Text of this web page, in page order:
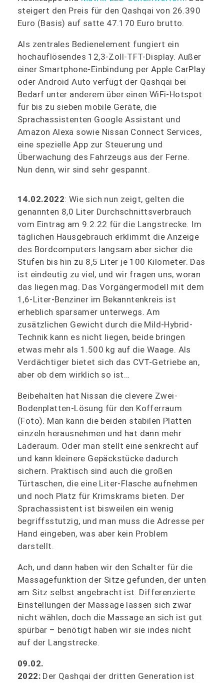
steigert den Preis für den Qashqai von 26.390
Euro (Basis) auf satte 47.170 Euro brutto.
Als zentrales Bedienelement fungiert ein
hochauflösendes 12,3-Zoll-TFT-Display. Außer
einer Smartphone-Einbindung per Apple CarPlay
oder Android Auto verfügt der Qashqai bei
Bedarf unter anderem über einen WiFi-Hotspot
für bis zu sieben mobile Geräte, die
Sprachassistenten Google Assistant und
Amazon Alexa sowie Nissan Connect Services,
eine spezielle App zur Steuerung und
Überwachung des Fahrzeugs aus der Ferne.
Nun denn, wir sind sehr gespannt.
14.02.2022: Wie sich nun zeigt, gelten die
genannten 8,0 Liter Durchschnittsverbrauch
vom Eintrag am 9.2.22 für die Langstrecke. Im
täglichen Hausgebrauch erklimmt die Anzeige
des Bordcomputers langsam aber sicher die
Stufen bis hin zu 8,5 Liter je 100 Kilometer. Das
ist eindeutig zu viel, und wir fragen uns, woran
das liegen mag. Das Vorgängermodell mit dem
1,6-Liter-Benziner im Bekanntenkreis ist
erheblich sparsamer unterwegs. Am
zusätzlichen Gewicht durch die Mild-Hybrid-
Technik kann es nicht liegen, beide bringen
etwas mehr als 1.500 kg auf die Waage. Als
Verdächtiger bietet sich das CVT-Getriebe an,
aber ob dem wirklich so ist…
Beibehalten hat Nissan die clevere Zwei-
Bodenplatten-Lösung für den Kofferraum
(Foto). Man kann die beiden stabilen Platten
einzeln herausnehmen und hat dann mehr
Laderaum. Oder man stellt eine senkrecht auf
und kann kleinere Gepäckstücke dadurch
sichern. Praktisch sind auch die großen
Türtaschen, die eine Liter-Flasche aufnehmen
und noch Platz für Krimskrams bieten. Der
Sprachassistent ist bisweilen ein wenig
begriffsstutzig, und man muss die Adresse per
Hand eingeben, was aber kein Problem
darstellt.
Ach, und dann haben wir den Schalter für die
Massagefunktion der Sitze gefunden, der unten
am Sitz selbst angebracht ist. Differenzierte
Einstellungen der Massage lassen sich zwar
nicht wählen, doch die Massage an sich ist gut
spürbar – benötigt haben wir sie indes nicht
auf der Langstrecke.
09.02.
2022: Der Qashqai der dritten Generation ist